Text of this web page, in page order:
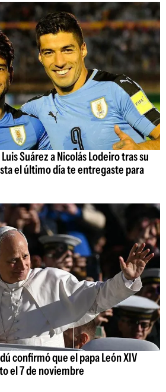
Suárez a Nicolás Lodeiro tras su
el último día te entregaste para
confirmó que el papa León XIV
el 7 de noviembre